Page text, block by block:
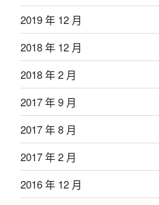
2019 年 12 月
2018 年 12 月
2018 年 2 月
2017 年 9 月
2017 年 8 月
2017 年 2 月
2016 年 12 月